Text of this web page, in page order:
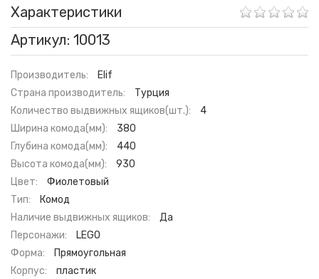
Характеристики
Артикул: 10013
Производитель:
Elif
Страна производитель:
Турция
Количество выдвижных ящиков(шт.):
4
Ширина комода(мм):
380
Глубина комода(мм):
440
Высота комода(мм):
930
Цвет:
Фиолетовый
Тип:
Комод
Наличие выдвижных ящиков:
Да
Персонажи:
LEGO
Форма:
Прямоугольная
Корпус:
пластик